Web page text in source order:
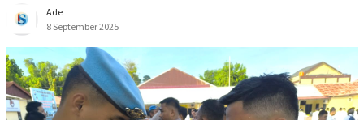
Ade
8 September 2025